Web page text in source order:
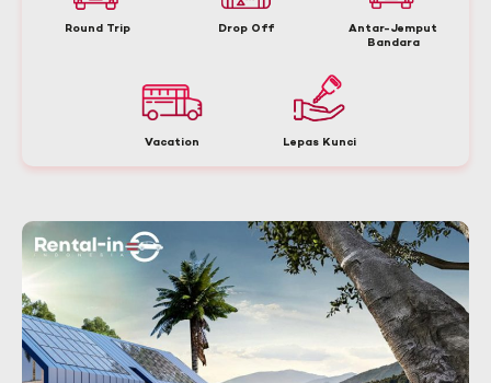
Round Trip Drop Off
Antar-Jemput
Bandara
Vacation Lepas Kunci